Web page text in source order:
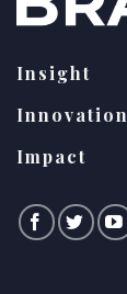
Insight
Innovation
Impact